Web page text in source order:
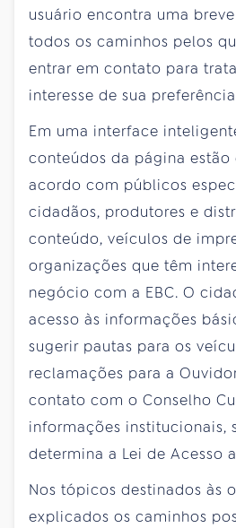
usuário encontra uma
todos os caminhos pelos
entrar em contato para
interesse de sua
Em uma interface
conteúdos da página
acordo com públicos
cidadãos, produtores e
conteúdo, veículos de
organizações que têm
negócio com a EBC. O
acesso às informações
sugerir pautas para os
reclamações para a
contato com o Conselho
informações institucionais,
determina a Lei de Acesso
Nos tópicos destinados às
explicados os caminhos